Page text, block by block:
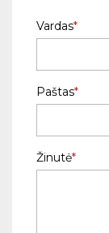
Vardas
Paštas
Žinutė